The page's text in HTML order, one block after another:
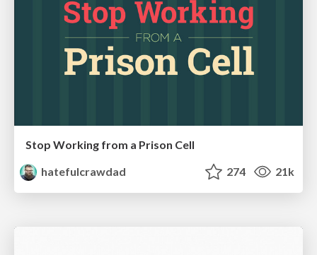
Stop Working from a Prison Cell
hatefulcrawdad
274 21k